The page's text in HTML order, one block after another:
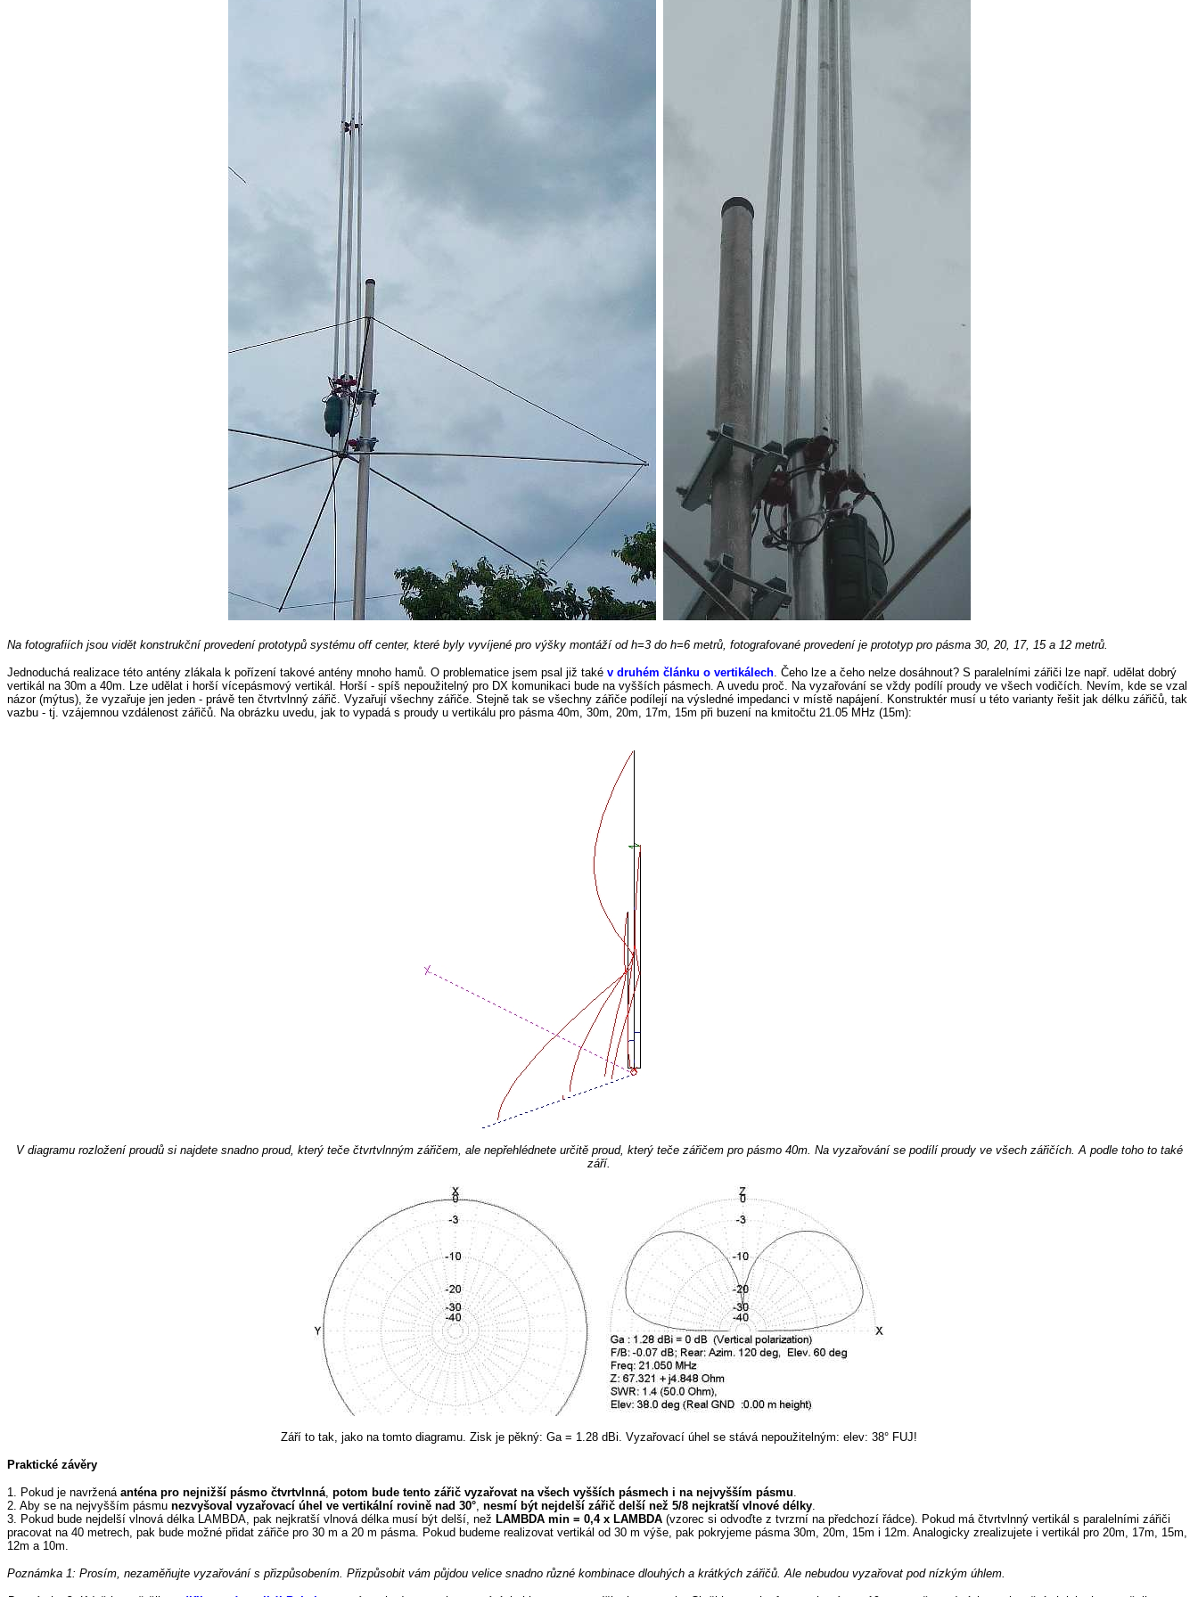
Na fotografiích jsou vidět konstrukční provedení prototypů systému off center, které byly vyvíjené pro výšky montáží od h=3 do h=6 metrů, fotografované provedení je prototyp pro pásma 30, 20, 17, 15 a 12 metrů.
Jednoduchá realizace této antény zlákala k pořízení takové antény mnoho hamů. O problematice jsem psal již také v druhém článku o vertikálech. Čeho lze a čeho nelze dosáhnout? S paralelními zářiči lze např. udělat dobrý
vertikál na 30m a 40m. Lze udělat i horší vícepásmový vertikál. Horší - spíš nepoužitelný pro DX komunikaci bude na vyšších pásmech. A uvedu proč. Na vyzařování se vždy podílí proudy ve všech vodičích. Nevím, kde se vzal
názor (mýtus), že vyzařuje jen jeden - právě ten čtvrtvlnný zářič. Vyzařují všechny zářiče. Stejně tak se všechny zářiče podílejí na výsledné impedanci v místě napájení. Konstruktér musí u této varianty řešit jak délku zářičů, tak
vazbu - tj. vzájemnou vzdálenost zářičů. Na obrázku uvedu, jak to vypadá s proudy u vertikálu pro pásma 40m, 30m, 20m, 17m, 15m při buzení na kmitočtu 21.05 MHz (15m):
V diagramu rozložení proudů si najdete snadno proud, který teče čtvrtvlnným zářičem, ale nepřehlédnete určitě proud, který teče zářičem pro pásmo 40m. Na vyzařování se podílí proudy ve všech zářičích. A podle toho to také
září.
Září to tak, jako na tomto diagramu. Zisk je pěkný: Ga = 1.28 dBi. Vyzařovací úhel se stává nepoužitelným: elev: 38° FUJ!
Praktické závěry
1. Pokud je navržená anténa pro nejnižší pásmo čtvrtvlnná, potom bude tento zářič vyzařovat na všech vyšších pásmech i na nejvyšším pásmu.
2. Aby se na nejvyšším pásmu nezvyšoval vyzařovací úhel ve vertikální rovině nad 30°, nesmí být nejdelší zářič delší než 5/8 nejkratší vlnové délky.
3. Pokud bude nejdelší vlnová délka LAMBDA, pak nejkratší vlnová délka musí být delší, než LAMBDA min = 0,4 x LAMBDA (vzorec si odvoďte z tvrzrní na předchozí řádce). Pokud má čtvrtvlnný vertikál s paralelními zářiči
pracovat na 40 metrech, pak bude možné přidat zářiče pro 30 m a 20 m pásma. Pokud budeme realizovat vertikál od 30 m výše, pak pokryjeme pásma 30m, 20m, 15m i 12m. Analogicky zrealizujete i vertikál pro 20m, 17m, 15m,
12m a 10m.
Poznámka 1: Prosím, nezaměňujte vyzařování s přizpůsobením. Přizpůsobit vám půjdou velice snadno různé kombinace dlouhých a krátkých zářičů. Ale nebudou vyzařovat pod nízkým úhlem.